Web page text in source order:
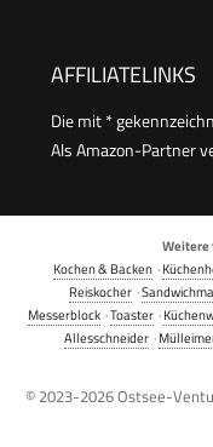
AFFILIATELINKS
Die mit *
Als Amazon-Partner
Weitere
Kochen & Backen ·
Reiskocher ·
Messerblock ·Toaster ·
Allesschneider ·
© 2023-2026Ostsee-